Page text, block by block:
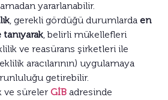
yararlanabilir.
, gerekli gördüğü durumlarda en
tanıyarak, belirli mükellefleri
ve reasürans şirketleri ile
aracılarının) uygulamaya
getirebilir.
ve süreler GİB adresinde